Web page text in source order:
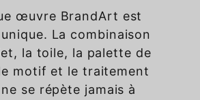
œuvre BrandArt est
La combinaison
la toile, la palette de
motif et le traitement
se répète jamais à